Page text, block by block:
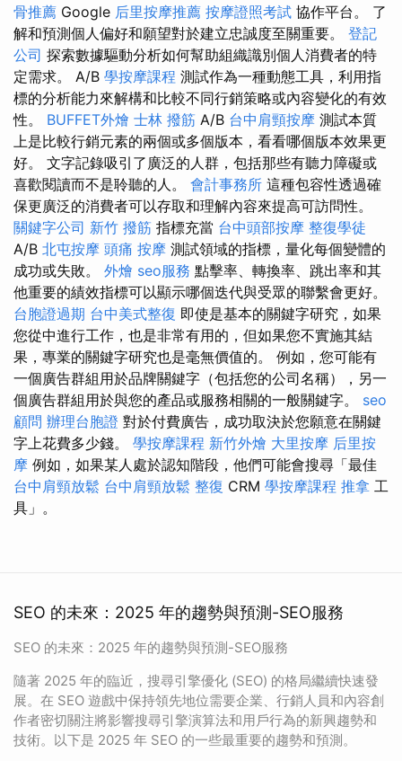
骨推薦 Google 后里按摩推薦 按摩證照考試 協作平台。 了
解和預測個人偏好和願望對於建立忠誠度至關重要。 登記
公司 探索數據驅動分析如何幫助組織識別個人消費者的特
定需求。 A/B 學按摩課程 測試作為一種動態工具，利用指
標的分析能力來解構和比較不同行銷策略或內容變化的有效
性。 BUFFET外燴 士林 撥筋 A/B 台中肩頸按摩 測試本質
上是比較行銷元素的兩個或多個版本，看看哪個版本效果更
好。 文字記錄吸引了廣泛的人群，包括那些有聽力障礙或
喜歡閱讀而不是聆聽的人。 會計事務所 這種包容性透過確
保更廣泛的消費者可以存取和理解內容來提高可訪問性。
關鍵字公司 新竹 撥筋 指標充當 台中頭部按摩 整復學徒
A/B 北屯按摩 頭痛 按摩 測試領域的指標，量化每個變體的
成功或失敗。 外燴 seo服務 點擊率、轉換率、跳出率和其
他重要的績效指標可以顯示哪個迭代與受眾的聯繫會更好。
台胞證過期 台中美式整復 即使是基本的關鍵字研究，如果
您從中進行工作，也是非常有用的，但如果您不實施其結
果，專業的關鍵字研究也是毫無價值的。 例如，您可能有
一個廣告群組用於品牌關鍵字（包括您的公司名稱），另一
個廣告群組用於與您的產品或服務相關的一般關鍵字。 seo
顧問 辦理台胞證 對於付費廣告，成功取決於您願意在關鍵
字上花費多少錢。 學按摩課程 新竹外燴 大里按摩 后里按
摩 例如，如果某人處於認知階段，他們可能會搜尋「最佳
台中肩頸放鬆 台中肩頸放鬆 整復 CRM 學按摩課程 推拿 工
具」。
SEO 的未來：2025 年的趨勢與預測-SEO服務
SEO 的未來：2025 年的趨勢與預測-SEO服務
隨著 2025 年的臨近，搜尋引擎優化 (SEO) 的格局繼續快速發
展。在 SEO 遊戲中保持領先地位需要企業、行銷人員和內容創
作者密切關注將影響搜尋引擎演算法和用戶行為的新興趨勢和
技術。以下是 2025 年 SEO 的一些最重要的趨勢和預測。